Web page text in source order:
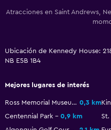
Acceso a la playa
Habitación
Enchufe cerca de la cama
Despertador
Atracciones en Saint Andrews,
Ubicación de Kennedy House:
NB E5B 1B4
Mejores lugares de interés
Ross Memorial Museum 0,3 km
Centennial Park
0,9 km